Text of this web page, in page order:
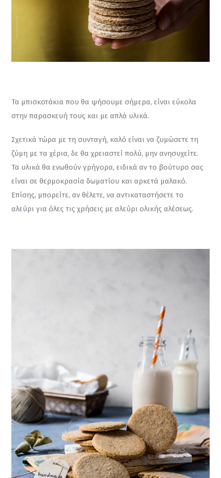
Τα μπισκοτάκια που θα ψήσουμε σήμερα, είναι εύκολα
στην παρασκευή τους και με απλά υλικά.
Σχετικά τώρα με τη συνταγή, καλό είναι να ζυμώσετε τη
ζύμη με τα χέρια, δε θα χρειαστεί πολύ, μην ανησυχείτε.
Τα υλικά θα ενωθούν γρήγορα, ειδικά αν το βούτυρο σας
είναι σε θερμοκρασία δωματίου και αρκετά μαλακό.
Επίσης, μπορείτε, αν θέλετε, να αντικαταστήσετε το
αλεύρι για όλες τις χρήσεις με αλεύρι ολικής αλέσεως.